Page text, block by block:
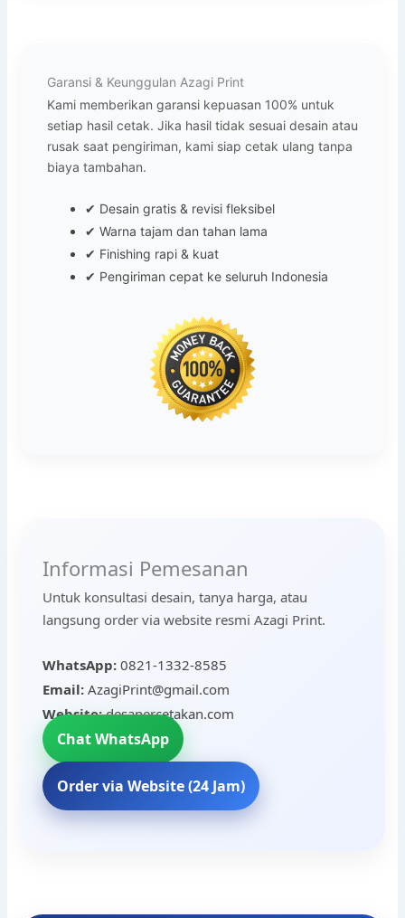
Garansi & Keunggulan Azagi Print
Kami memberikan garansi kepuasan 100% untuk
setiap hasil cetak. Jika hasil tidak sesuai desain atau
rusak saat pengiriman, kami siap cetak ulang tanpa
biaya tambahan.
✔ Desain gratis & revisi fleksibel
✔ Warna tajam dan tahan lama
✔ Finishing rapi & kuat
✔ Pengiriman cepat ke seluruh Indonesia
Informasi Pemesanan
Untuk konsultasi desain, tanya harga, atau
langsung order via website resmi Azagi Print.
WhatsApp:0821-1332-8585
Email:AzagiPrint@gmail.com
Website:desapercetakan.com
Chat WhatsApp
Order via Website (24 Jam)